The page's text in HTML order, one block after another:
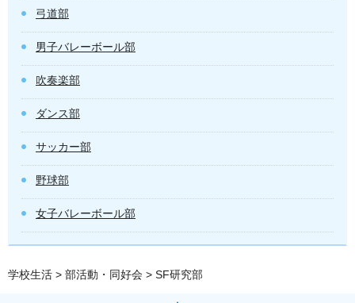
弓道部
男子バレーボール部
吹奏楽部
ダンス部
サッカー部
野球部
女子バレーボール部
学校生活 > 部活動・同好会 > SF研究部